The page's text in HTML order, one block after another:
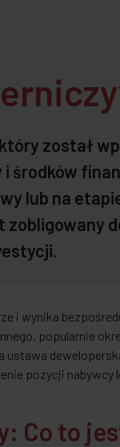
został
środków
lub na
zobligowany
i wynika
popularnie
ustawa
pozycji nabywcy
Co to